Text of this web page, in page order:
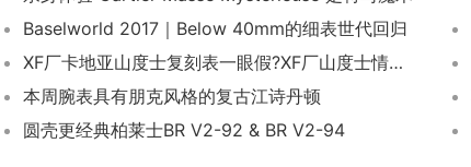
Baselworld 2017｜Below 40mm的细表世代回归
XF厂卡地亚山度士复刻表一眼假?XF厂山度士情侣表来袭
本周腕表具有朋克风格的复古江诗丹顿
圆壳更经典柏莱士BR V2-92 & BR V2-94